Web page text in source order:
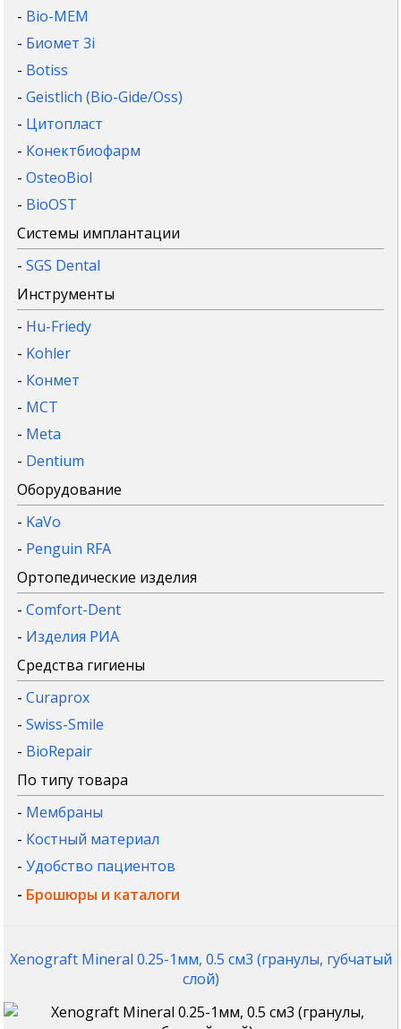
- Bio-MEM
- Биомет 3i
- Botiss
-Geistlich (Bio-Gide/Oss)
- Цитопласт
- Конектбиофарм
-OsteoBiol
- BioOST
Системы имплантации
-SGS Dental
Инструменты
- Hu-Friedy
- Kohler
- Конмет
- MCT
- Meta
- Dentium
Оборудование
- KaVo
- Penguin RFA
Ортопедические изделия
-Comfort-Dent
- Изделия РИА
Средства гигиены
-Curaprox
-Swiss-Smile
- BioRepair
По типу товара
- Мембраны
- Костный материал
-Удобство пациентов
- Брошюры и каталоги
Xenograft Mineral 0.25-1мм, 0.5 см3 (гранулы, губчатый
слой)